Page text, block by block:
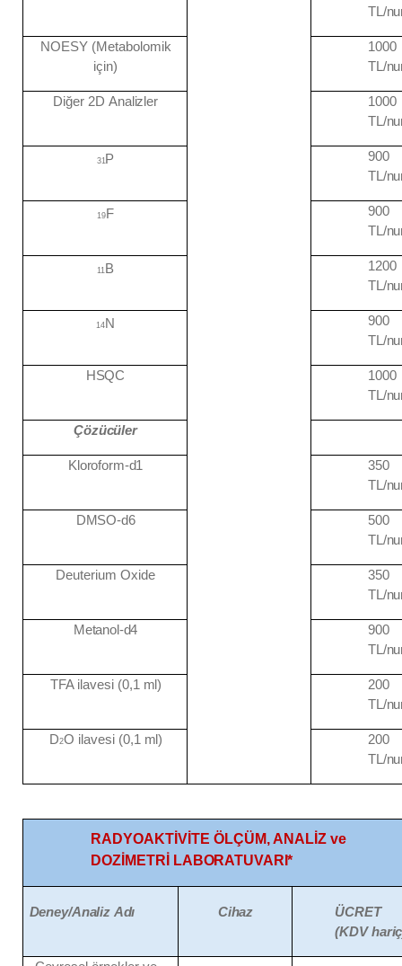
TL/
NOESY (Metabolomik
için)
1000
TL/
Diğer 2DAnalizler
1000
TL/
31P
900
TL/
19F
900
TL/
11 B
1200
TL/
14N
900
TL/
HSQC
1000
TL/
Çözücüler
Kloroform-d1
350
TL/
DMSO-d6
500
TL/
DeuteriumOxide
350
TL/
Metanol-d4
900
TL/
TFA ilavesi (0,1 ml)
200
TL/
D2O ilavesi (0,1 ml)
200
TL/
RADYOAKTİVİTE ÖLÇÜM, ANALİZ ve
DOZİMETRİ
LABORATUVARI*
Deney/Analiz Adı Cihaz
ÜCRET
(KDV